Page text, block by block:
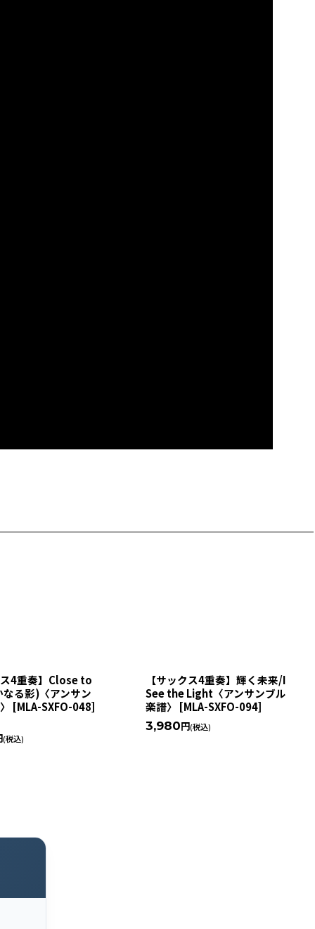
ス4重奏】Close to
なる影)〈アンサン
[MLA-SXFO-048]
(税込)
【サックス4重奏】輝く未来/I
See the Light〈アンサンブル
楽譜〉 [MLA-SXFO-094]
3,980円(税込)